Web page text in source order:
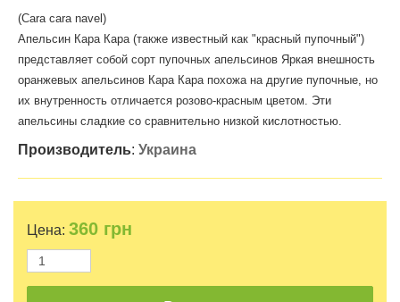
(Cara cara navel)
Апельсин Кара Кара (также известный как "красный пупочный")
представляет собой сорт пупочных апельсинов Яркая внешность
оранжевых апельсинов Кара Кара похожа на другие пупочные, но
их внутренность отличается розово-красным цветом. Эти
апельсины сладкие со сравнительно низкой кислотностью.
Производитель: Украина
Цена: 360 грн